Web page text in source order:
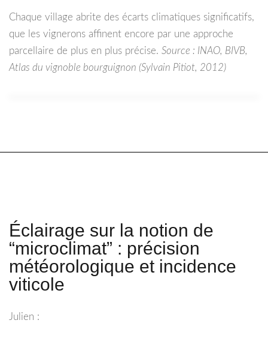
Chaque village abrite des écarts climatiques significatifs,
que les vignerons affinent encore par une approche
parcellaire de plus en plus précise. Source : INAO, BIVB,
Atlas du vignoble bourguignon (Sylvain Pitiot, 2012)
Éclairage sur la notion de
“microclimat” : précision
météorologique et incidence
viticole
Julien :